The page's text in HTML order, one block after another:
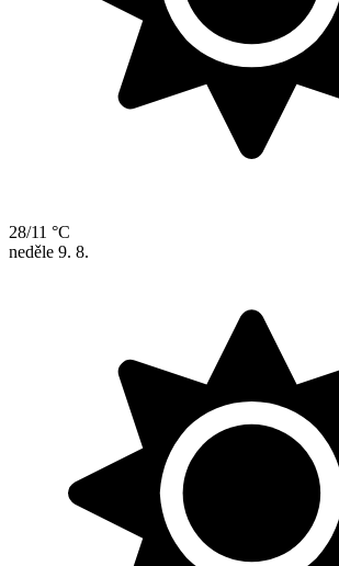
28/11 °C
neděle 9. 8.